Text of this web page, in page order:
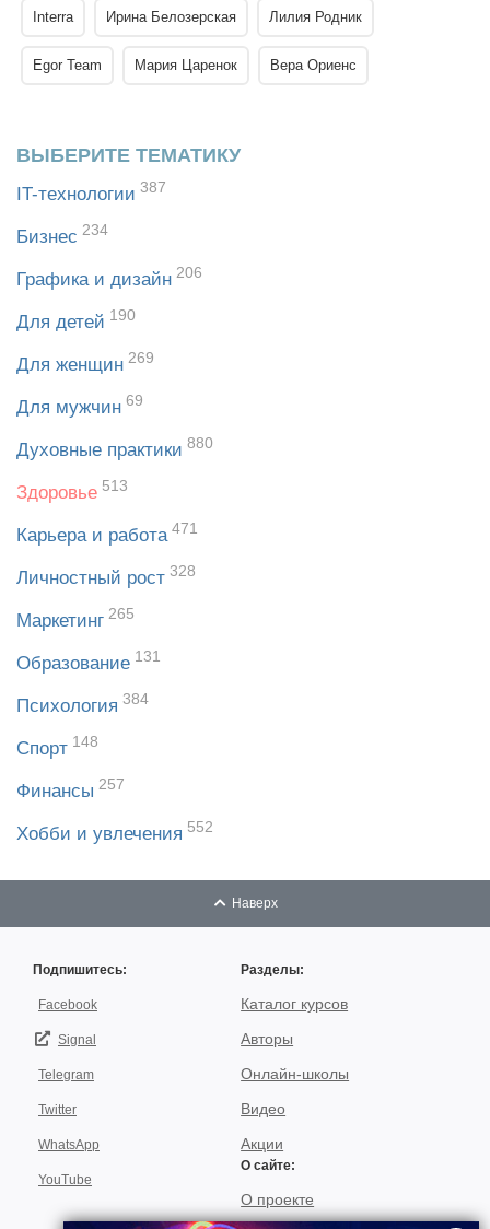
Interra Ирина Белозерская Лилия Родник
Egor Team Мария Царенок Вера Ориенс
ВЫБЕРИТЕ ТЕМАТИКУ
IT-технологии 387
Бизнес 234
Графика и дизайн 206
Для детей 190
Для женщин 269
Для мужчин 69
Духовные практики 880
Здоровье 513
Карьера и работа 471
Личностный рост 328
Маркетинг 265
Образование 131
Психология 384
Спорт 148
Финансы 257
Хобби и увлечения 552
Наверх
Подпишитесь:
Facebook
Signal
Telegram
Twitter
WhatsApp
YouTube
Разделы:
Каталог курсов
Авторы
Онлайн-школы
Видео
Акции
О сайте:
О проекте